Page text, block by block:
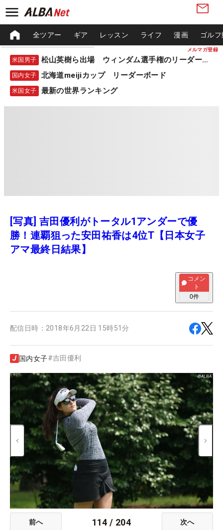
メルマガ登録
全ツアー ギア レッスン ライフ 漫画 ゴル
米国男子 松山英樹ら出場 ウィンダム選手権のリーダーボード
国内女子 北海道meijiカップ リーダーボード
米国女子 最新の世界ランキング
[写真] 吉田優利がトータル1アンダーで優
勝！連覇狙った安田祐香は4位T【日本女子
アマ最終日結果】
コメン
ト
0件
配信日時： 2018年6月22日 15時51分
国内女子#吉田優利
前へ 114 / 204 次へ